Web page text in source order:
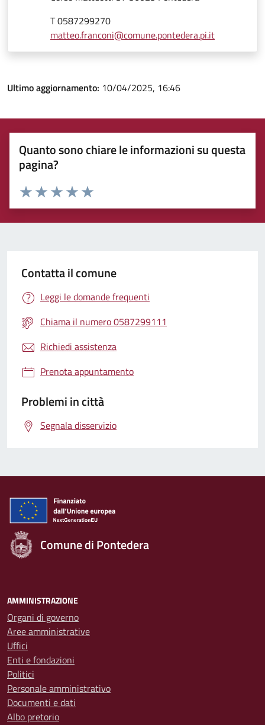
T 0587299270
matteo.franconi@comune.pontedera.pi.it
Ultimo aggiornamento: 10/04/2025, 16:46
Quanto sono chiare le informazioni su questa
pagina?
Rating:
Valuta 5 stelle su 5
Valuta 4 stelle su 5
Valuta 3 stelle su 5
Valuta 2 stelle su 5
Valuta 1 stelle su 5
Contatta il comune
Leggi le domande frequenti
Chiama il numero 0587299111
Richiedi assistenza
Prenota appuntamento
Problemi in città
Segnala disservizio
Comune di Pontedera
AMMINISTRAZIONE
Organi di governo
Aree amministrative
Uffici
Enti e fondazioni
Politici
Personale amministrativo
Documenti e dati
Albo pretorio